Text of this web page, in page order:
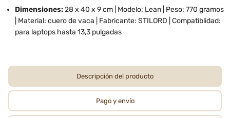
Dimensiones:28 x 40 x 9 cm | Modelo: Lean | Peso: 770 gramos
| Material: cuero de vaca | Fabricante: STILORD | Compatiblidad:
para laptops hasta 13,3 pulgadas
Descripción del producto
Pago y envío